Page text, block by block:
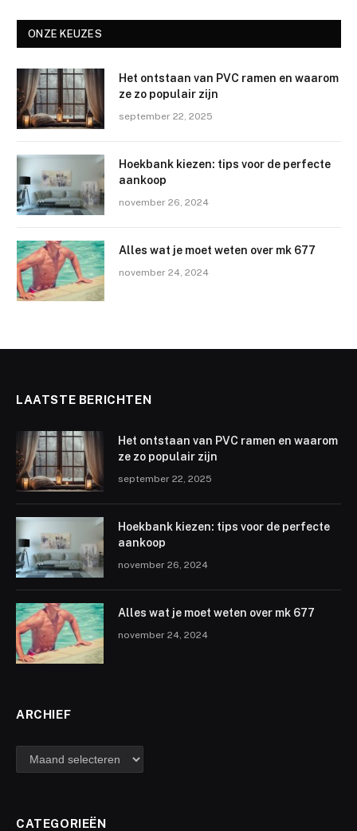
ONZE KEUZES
Het ontstaan van PVC ramen en waarom
ze zo populair zijn
september 22, 2025
Hoekbank kiezen: tips voor de perfecte
aankoop
november 26, 2024
Alles wat je moet weten over mk 677
november 24, 2024
LAATSTE BERICHTEN
Het ontstaan van PVC ramen en waarom
ze zo populair zijn
september 22, 2025
Hoekbank kiezen: tips voor de perfecte
aankoop
november 26, 2024
Alles wat je moet weten over mk 677
november 24, 2024
ARCHIEF
archief
CATEGORIEËN